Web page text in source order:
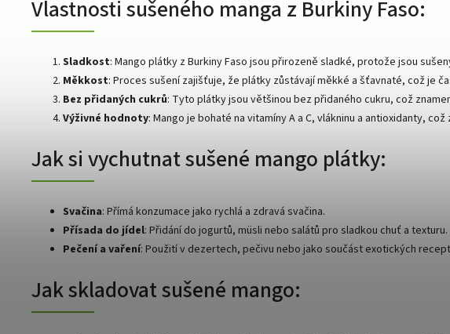
Vlastnosti sušeného manga z Burkiny Faso:
Sladkost: Mango plátky z Burkiny Faso jsou přirozeně sladké, protože jsou
Měkkost: Proces sušení zajišťuje, že plátky zůstávají měkké a šťavnaté, což je
Bez přidaných cukrů: Tyto plátky jsou většinou bez přidaného cukru, což
Výživné hodnoty: Mango je bohaté na vitamíny A a C, vlákninu a antioxidanty,
Jak si vychutnat sušené mango plátky:
Svačina: Přímá konzumace jako rychlá a zdravá svačina.
Přísada do jídel: Přidání do jogurtů, müsli nebo salátů pro sladkou chuť a texturu.
Pečení a vaření: Použití v dezertech, pečivu nebo jako součást exotických
Jak skladovat sušené mango: